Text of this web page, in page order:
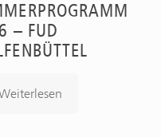
– FUD